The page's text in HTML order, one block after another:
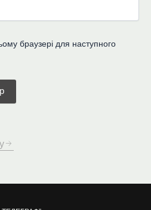
браузері для наступного